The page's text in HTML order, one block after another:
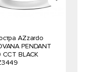
AZzardo
PENDANT
CCT BLACK